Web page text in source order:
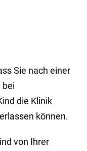
Sie nach einer
bei
die Klinik
können.
von Ihrer